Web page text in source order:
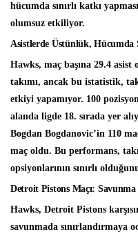
hücumda sınırlı katkı
olumsuz etkiliyor.
Asistlerde Üstünlük, Hücumda
Hawks, maç başına 29.4
takımı, ancak bu istatistik,
etkiyi yapamıyor. 100
alanda ligde 18. sırada yer
Bogdan Bogdanovic’in 110
maç oldu. Bu performans,
opsiyonlarının sınırlı
Detroit Pistons Maçı:
Hawks, Detroit Pistons
savunmada sınırlandırmaya